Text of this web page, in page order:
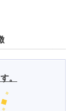
。